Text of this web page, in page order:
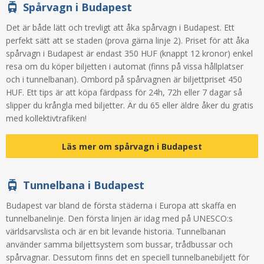
Spårvagn i Budapest
Det är både lätt och trevligt att åka spårvagn i Budapest. Ett
perfekt sätt att se staden (prova gärna linje 2). Priset för att åka
spårvagn i Budapest är endast 350 HUF (knappt 12 kronor) enkel
resa om du köper biljetten i automat (finns på vissa hållplatser
och i tunnelbanan). Ombord på spårvagnen är biljettpriset 450
HUF. Ett tips är att köpa färdpass för 24h, 72h eller 7 dagar så
slipper du krångla med biljetter. Är du 65 eller äldre åker du gratis
med kollektivtrafiken!
Läs mer om spårvagn i Budapest
Tunnelbana i Budapest
Budapest var bland de första städerna i Europa att skaffa en
tunnelbanelinje. Den första linjen är idag med på UNESCO:s
världsarvslista och är en bit levande historia. Tunnelbanan
använder samma biljettsystem som bussar, trådbussar och
spårvagnar. Dessutom finns det en speciell tunnelbanebiljett för